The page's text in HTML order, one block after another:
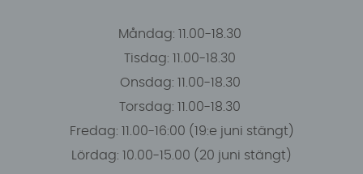
Måndag: 11.00-18.30
Tisdag: 11.00-18.30
Onsdag: 11.00-18.30
Torsdag: 11.00-18.30
Fredag: 11.00-16:00 (19:e juni stängt)
Lördag: 10.00-15.00 (20 juni stängt)